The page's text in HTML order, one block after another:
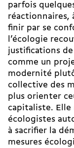
parfois
réactionnaires,
finir par se
l’écologie
justifications de
comme un
modernité
collective des
plus orienter
capitaliste. Elle
écologistes
à sacrifier la
mesures